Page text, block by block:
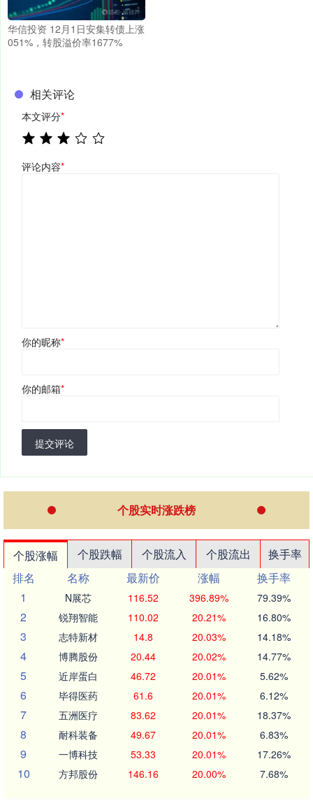
华信投资 12月1日安集转债上涨
051%，转股溢价率1677%
相关评论
本文评分*
评论内容*
你的昵称*
你的邮箱*
提交评论
个股实时涨跌榜
个股涨幅 个股跌幅 个股流入 个股流出
换手率
排名
名称 最新价 涨幅
换手率
1
N展芯 116.52 396.89% 79.39%
2 锐翔智能 110.02 20.21% 16.80%
3 志特新材 14.8 20.03% 14.18%
4 博腾股份 20.44 20.02% 14.77%
5 近岸蛋白 46.72 20.01% 5.62%
6 毕得医药 61.6 20.01% 6.12%
7 五洲医疗 83.62 20.01% 18.37%
8 耐科装备 49.67 20.01% 6.83%
9 一博科技 53.33 20.01% 17.26%
10 方邦股份 146.16 20.00% 7.68%